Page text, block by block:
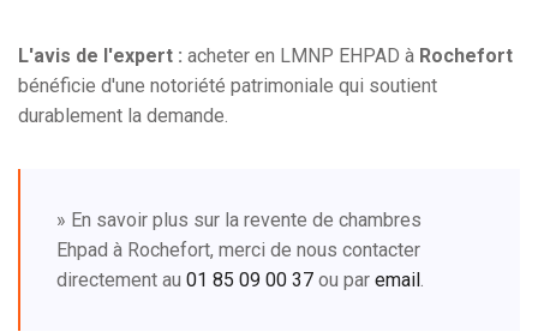
L'avis de l'expert : acheter en LMNP EHPAD à Rochefort
bénéficie d'une notoriété patrimoniale qui soutient
durablement la demande.
» En savoir plus sur la revente de chambres
Ehpad à Rochefort, merci de nous contacter
directement au 01 85 09 00 37 ou par email